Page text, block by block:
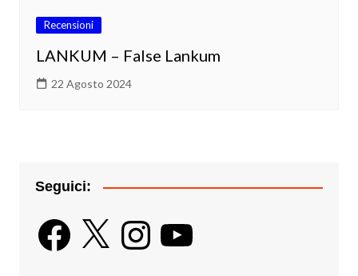
Recensioni
LANKUM – False Lankum
22 Agosto 2024
Seguici:
Facebook
X InstagramYouTube